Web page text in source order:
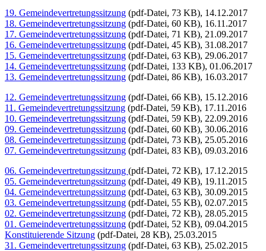
19. Gemeindevertretungssitzung (pdf-Datei, 73 KB), 14.12.2017
18. Gemeindevertretungssitzung (pdf-Datei, 60 KB), 16.11.2017
17. Gemeindevertretungssitzung (pdf-Datei, 71 KB), 21.09.2017
16. Gemeindevertretungssitzung (pdf-Datei, 45 KB), 31.08.2017
15. Gemeindevertretungssitzung (pdf-Datei, 63 KB), 29.06.2017
14. Gemeindevertretungssitzung (pdf-Datei, 133 KB), 01.06.2017
13. Gemeindevertretungssitzung (pdf-Datei, 86 KB), 16.03.2017
12. Gemeindevertretungssitzung (pdf-Datei, 66 KB), 15.12.2016
11. Gemeindevertretungssitzung (pdf-Datei, 59 KB), 17.11.2016
10. Gemeindevertretungssitzung (pdf-Datei, 59 KB), 22.09.2016
09. Gemeindevertretungssitzung (pdf-Datei, 60 KB), 30.06.2016
08. Gemeindevertretungssitzung (pdf-Datei, 73 KB), 25.05.2016
07. Gemeindevertretungssitzung (pdf-Datei, 83 KB), 09.03.2016
06. Gemeindevertretungssitzung (pdf-Datei, 72 KB), 17.12.2015
05. Gemeindevertretungssitzung (pdf-Datei, 49 KB), 19.11.2015
04. Gemeindevertretungssitzung (pdf-Datei, 63 KB), 30.09.2015
03. Gemeindevertretungssitzung (pdf-Datei, 55 KB), 02.07.2015
02. Gemeindevertretungssitzung (pdf-Datei, 72 KB), 28.05.2015
01. Gemeindevertretungssitzung (pdf-Datei, 52 KB), 09.04.2015
Konstituierende Sitzung (pdf-Datei, 28 KB), 25.03.2015
31. Gemeindevertretungssitzung (pdf-Datei, 63 KB), 25.02.2015